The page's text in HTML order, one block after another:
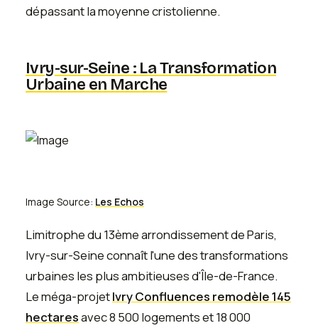
dépassant la moyenne cristolienne.
Ivry-sur-Seine : La Transformation
Urbaine en Marche
Image Source: Les Echos
Limitrophe du 13ème arrondissement de Paris,
Ivry-sur-Seine connaît l'une des transformations
urbaines les plus ambitieuses d'Île-de-France.
Le méga-projetIvry Confluences remodèle 145
hectaresavec 8 500 logements et 18 000